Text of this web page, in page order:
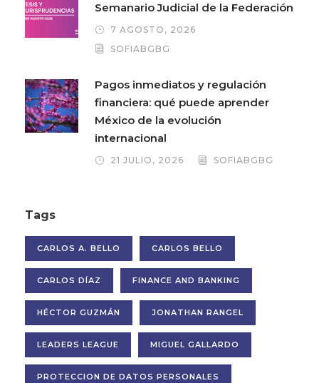
Semanario Judicial de la Federación
7 AGOSTO, 2026
SOFIABGBG
Pagos inmediatos y regulación
financiera: qué puede aprender
México de la evolución
internacional
21 JULIO, 2026 SOFIABGBG
Tags
CARLOS A. BELLO CARLOS BELLO
CARLOS DÍAZ FINANCE AND BANKING
HÉCTOR GUZMÁN JONATHAN RANGEL
LEADERS LEAGUE MIGUEL GALLARDO
PROTECCION DE DATOS PERSONALES